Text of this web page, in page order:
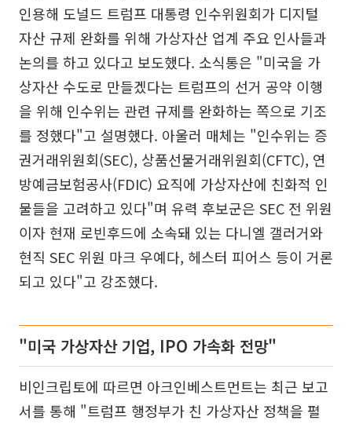
인용해 도널드 트럼프 대통령 인수위원회가 디지털
자산 규제 완화를 위해 가상자산 업계 주요 인사들과
논의를 하고 있다고 보도했다. 소식통은 "미국을 가
상자산 수도로 만들겠다는 트럼프의 선거 공약 이행
을 위해 인수위는 관련 규제를 완화하는 쪽으로 기조
를 정했다"고 설명했다. 아울러 매체는 "인수위는 증
권거래위원회(SEC), 상품선물거래위원회(CFTC), 연
방예금보험공사(FDIC) 요직에 가상자산에 친화적 인
물들을 고려하고 있다"며 유력 후보군은 SEC 전 위원
이자 현재 로빈후드에 소속돼 있는 다니엘 갤러거와
현직 SEC 위원 마크 우예다, 헤스터 피어스 등이 거론
되고 있다"고 강조했다.
"미국 가상자산 기업, IPO 가속화 전망"
비인크립토에 따르면 아크인베스트먼트는 최근 보고
서를 통해 "트럼프 행정부가 친 가상자산 정책을 펼